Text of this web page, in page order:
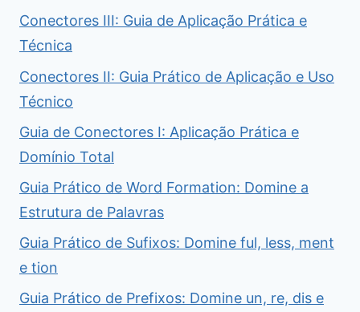
Conectores III: Guia de Aplicação Prática e
Técnica
Conectores II: Guia Prático de Aplicação e Uso
Técnico
Guia de Conectores I: Aplicação Prática e
Domínio Total
Guia Prático de Word Formation: Domine a
Estrutura de Palavras
Guia Prático de Sufixos: Domine ful, less, ment
e tion
Guia Prático de Prefixos: Domine un, re, dis e